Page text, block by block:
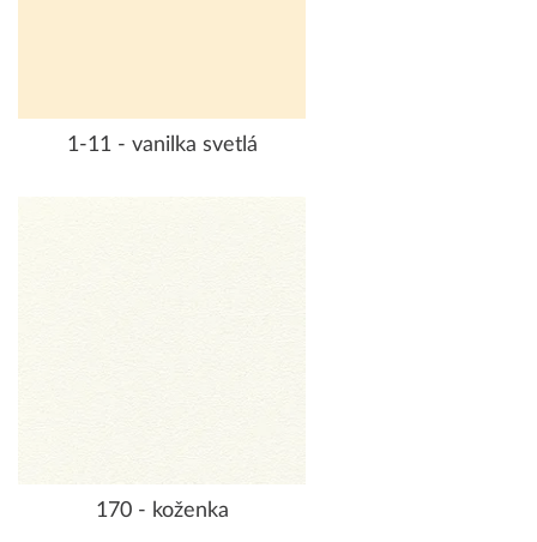
1-11 - vanilka svetlá
170 - koženka